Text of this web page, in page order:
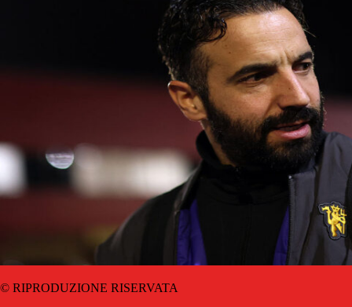
© RIPRODUZIONE RISERVATA